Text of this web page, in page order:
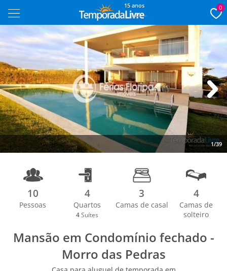
15 anos 0
1/39
Next
10
Pessoas
4
Quartos
4 Suítes
3
Camas de casal
4
Camas de
solteiro
Mansão em Condomínio fechado -
Morro das Pedras